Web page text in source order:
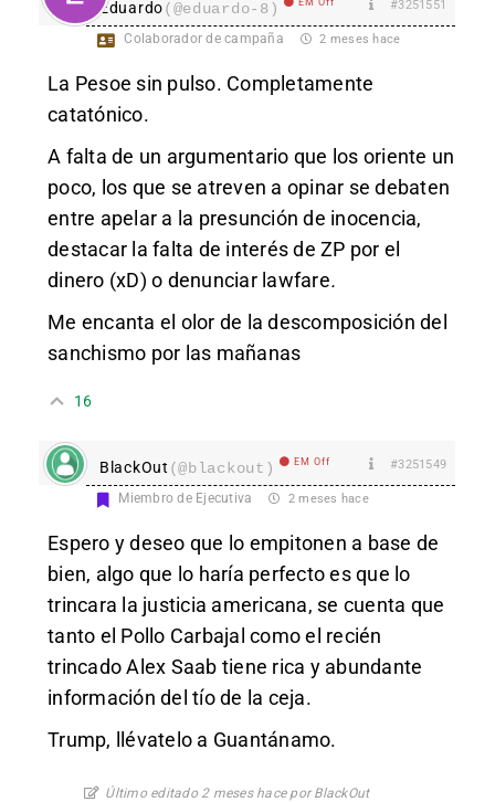
Eduardo(@eduardo-8) #3251551
Colaborador de campaña 2 meses hace
La Pesoe sin pulso. Completamente
catatónico.
A falta de un argumentario que los oriente un
poco, los que se atreven a opinar se debaten
entre apelar a la presunción de inocencia,
destacar la falta de interés de ZP por el
dinero (xD) o denunciar lawfare.
Me encanta el olor de la descomposición del
sanchismo por las mañanas
16
BlackOut (@blackout) EM Off #3251549
Miembro de Ejecutiva 2 meses hace
Espero y deseo que lo empitonen a base de
bien, algo que lo haría perfecto es que lo
trincara la justicia americana, se cuenta que
tanto el Pollo Carbajal como el recién
trincado Alex Saab tiene rica y abundante
información del tío de la ceja.
Trump, llévatelo a Guantánamo.
Último editado 2 meses hace por BlackOut